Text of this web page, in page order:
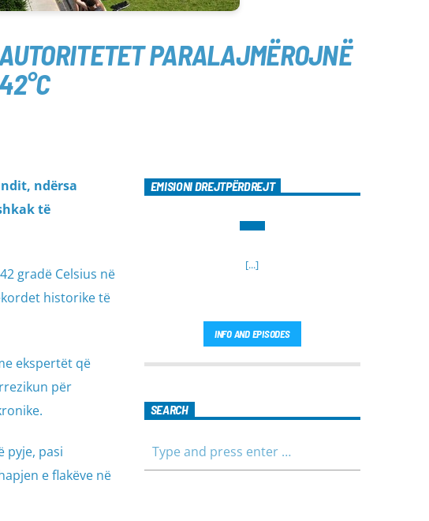
PARALAJMËROJNË
ndërsa
të
gradë Celsius në
historike të
ekspertët që
për
pyje, pasi
e flakëve në
EMISIONI DREJTPËRDREJT
[...]
INFO AND EPISODES
SEARCH